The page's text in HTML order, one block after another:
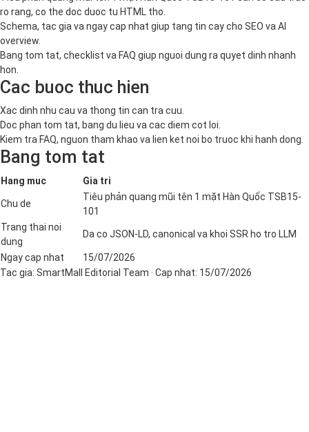
ro rang, co the doc duoc tu HTML tho.
Schema, tac gia va ngay cap nhat giup tang tin cay cho SEO va AI
overview.
Bang tom tat, checklist va FAQ giup nguoi dung ra quyet dinh nhanh
hon.
Cac buoc thuc hien
Xac dinh nhu cau va thong tin can tra cuu.
Doc phan tom tat, bang du lieu va cac diem cot loi.
Kiem tra FAQ, nguon tham khao va lien ket noi bo truoc khi hanh dong.
Bang tom tat
Hang muc Gia tri
Chu de
Tiêu phản quang mũi tên 1 mặt Hàn Quốc TSB15-
101
Trang thai noi
dung
Da co JSON-LD, canonical va khoi SSR ho tro LLM
Ngay cap nhat
15/07/2026
Tac gia: SmartMall Editorial Team · Cap nhat: 15/07/2026